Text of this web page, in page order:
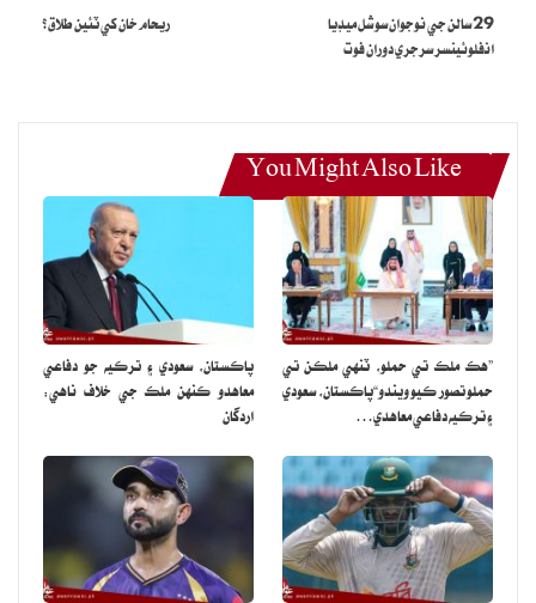
ڪڌي حرڪت نه ڪرڻ گهرجي.
29 سالن جي نوجوان سوشل ميڊيا
انفلوئينسر سرجري دوران فوت
ريحام خان کي ٽئين طلاق؟
You Might Also Like
”هڪ ملڪ تي حملو، ٽنهي ملڪن تي
حملو تصور ڪيو ويندو“پاڪستان، سعودي
۽ ترڪيه دفاعي معاهدي…
پاڪستان، سعودي ۽ ترڪيه جو دفاعي
معاهدو ڪنهن ملڪ جي خلاف ناهي:
اردگان